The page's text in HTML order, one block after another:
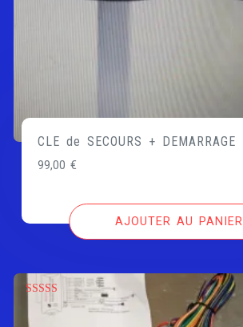
CLE de SECOURS + DEMARRAGE
99,00€
AJOUTER AU PANIER
Note 5.00